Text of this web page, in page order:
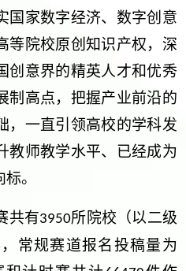
国家数字经济、数字创意
等院校原创知识产权，深
创意界的精英人才和优秀
制高点，把握产业前沿的
，一直引领高校的学科发
教师教学水平、已经成为
。
共有3950所院校（以二级
常规赛道报名投稿量为